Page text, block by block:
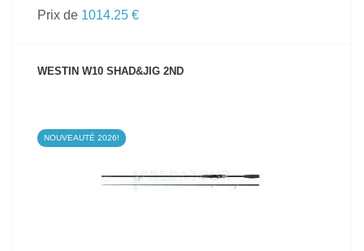
Prix de 1014.25 €
WESTIN W10 SHAD&JIG 2ND
NOUVEAUTÉ 2026!